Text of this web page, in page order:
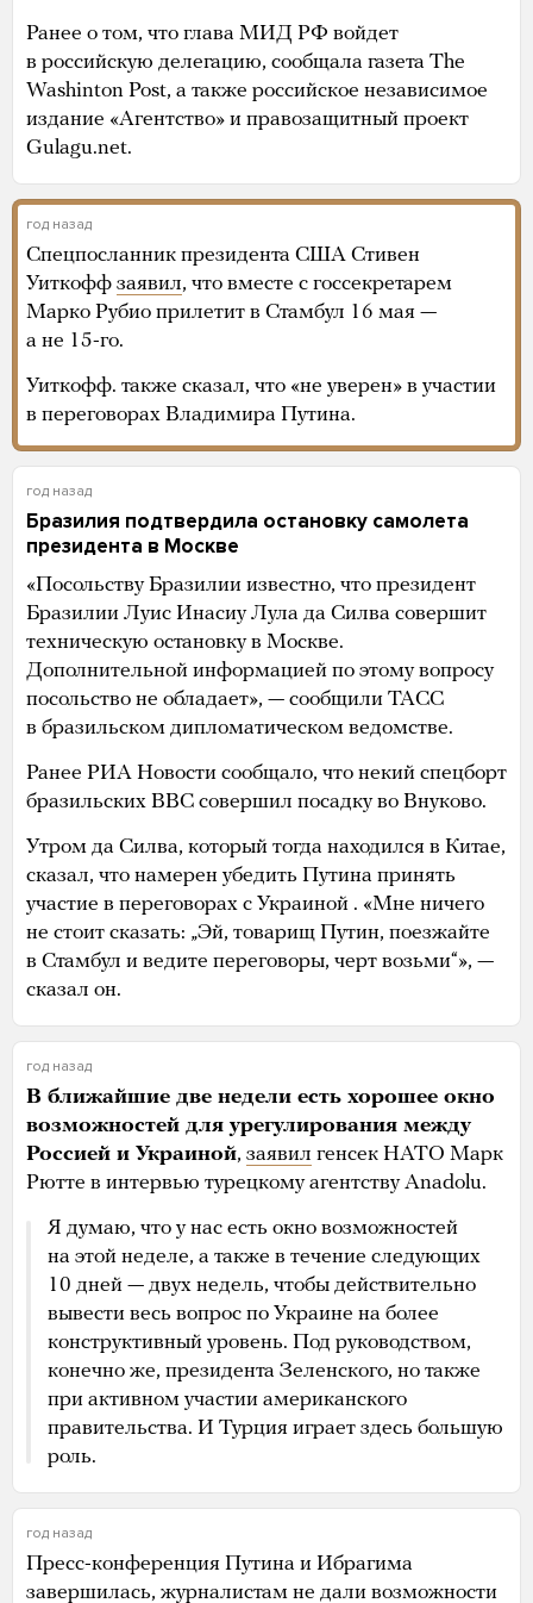
Ранее о том, что глава МИД РФ войдет
в российскую делегацию, сообщала газета The
Washinton Post, а также российское независимое
издание «Агентство» и правозащитный проект
Gulagu.net.
год назад
Спецпосланник президента США Стивен
Уиткофф заявил, что вместе с госсекретарем
Марко Рубио прилетит в Стамбул 16 мая —
а не 15-го.
Уиткофф. также сказал, что «не уверен» в участии
в переговорах Владимира Путина.
год назад
Бразилия подтвердила остановку самолета
президента в Москве
«Посольству Бразилии известно, что президент
Бразилии Луис Инасиу Лула да Силва совершит
техническую остановку в Москве.
Дополнительной информацией по этому вопросу
посольство не обладает», — сообщили ТАСС
в бразильском дипломатическом ведомстве.
Ранее РИА Новости сообщало, что некий спецборт
бразильских ВВС совершил посадку во Внуково.
Утром да Силва, который тогда находился в Китае,
сказал, что намерен убедить Путина принять
участие в переговорах с Украиной . «Мне ничего
не стоит сказать: „Эй, товарищ Путин, поезжайте
в Стамбул и ведите переговоры, черт возьми“», —
сказал он.
год назад
В ближайшие две недели есть хорошее окно
возможностей для урегулирования между
Россией и Украиной, заявил генсек НАТО Марк
Рютте в интервью турецкому агентству Anadolu.
Я думаю, что у нас есть окно возможностей
на этой неделе, а также в течение следующих
10 дней — двух недель, чтобы действительно
вывести весь вопрос по Украине на более
конструктивный уровень. Под руководством,
конечно же, президента Зеленского, но также
при активном участии американского
правительства. И Турция играет здесь большую
роль.
год назад
Пресс-конференция Путина и Ибрагима
завершилась, журналистам не дали возможности